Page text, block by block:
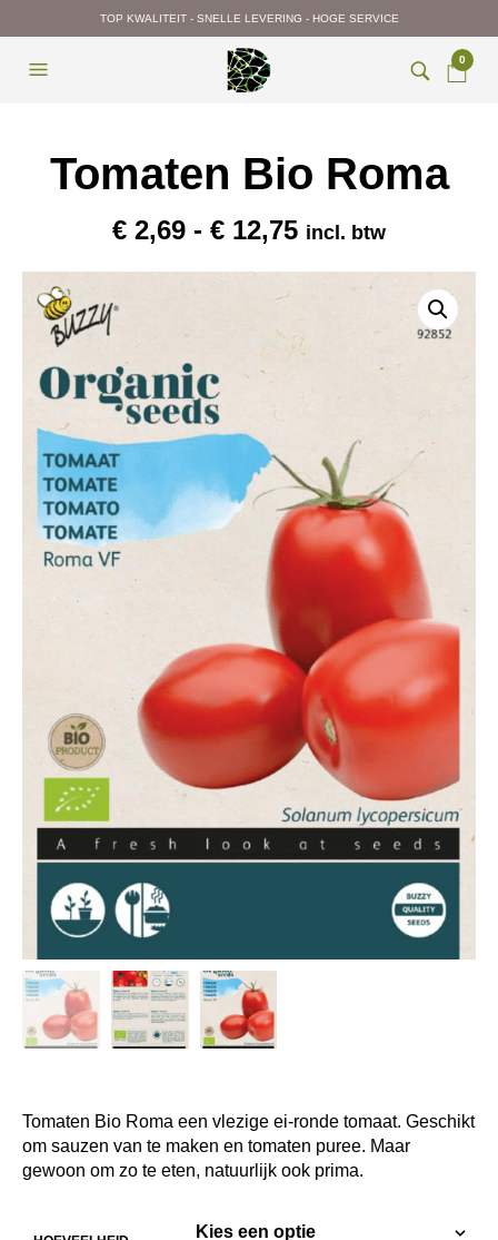
TOP KWALITEIT - SNELLE LEVERING - HOGE SERVICE
0
Tomaten Bio Roma
€ 2,69 - € 12,75Prijsklasse:
incl. btw
Tomaten Bio Roma een vlezige ei-ronde tomaat. Geschikt
om sauzen van te maken en tomaten puree. Maar
gewoon om zo te eten, natuurlijk ook prima.